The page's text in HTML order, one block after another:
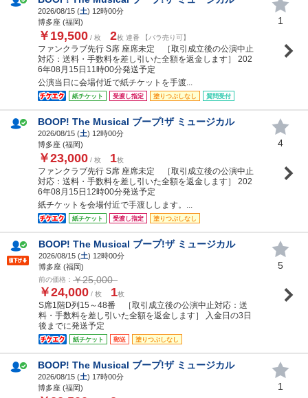
2026/08/15 (土) 12時00分
博多座 (福岡)
￥19,500 / 枚 2枚 連番 【バラ売り可】
ファンクラブ先行 S席 座席未定 ［取引成立後の公演中止
対応：送料・手数料を差し引いた全額を返金します］ 202
6年08月15日11時00分発送予定
公演当日に会場付近で紙チケットを手渡...
紙チケット 受渡し指定 塗りつぶしなし 質問受付
1
BOOP! The Musical ブープ!ザ ミュージカル
2026/08/15 (土) 12時00分
博多座 (福岡)
￥23,000 / 枚 1枚
ファンクラブ先行 S席 座席未定 ［取引成立後の公演中止
対応：送料・手数料を差し引いた全額を返金します］ 202
6年08月15日12時00分発送予定
紙チケットを会場付近で手渡しします。...
紙チケット 受渡し指定 塗りつぶしなし
4
BOOP! The Musical ブープ!ザ ミュージカル
2026/08/15 (土) 12時00分
博多座 (福岡)
前の価格： ￥25,000
￥24,000 / 枚 1枚
S席1階D列15～48番 ［取引成立後の公演中止対応：送
料・手数料を差し引いた全額を返金します］ 入金日の3日
後までに発送予定
紙チケット 郵送 塗りつぶしなし
5
BOOP! The Musical ブープ!ザ ミュージカル
2026/08/15 (土) 17時00分
博多座 (福岡)
1